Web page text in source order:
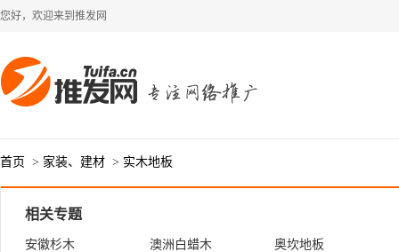
您好，欢迎来到推发网
首页 > 家装、建材 > 实木地板
相关专题
安徽杉木 澳洲白蜡木 奥坎地板